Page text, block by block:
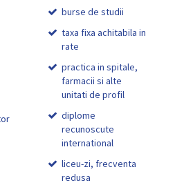
burse de studii
taxa fixa achitabila in
rate
practica in spitale,
farmacii si alte
unitati de profil
diplome
recunoscute
international
liceu-zi, frecventa
redusa